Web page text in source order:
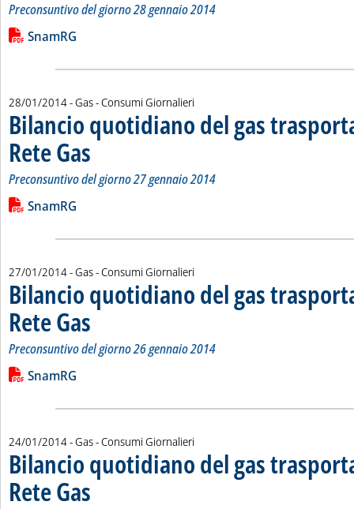
Preconsuntivo del giorno 28 gennaio 2014
Leggi tutta la notizia: 'Bilancio quotidiano del gas
Lista allegati PDF alla notizia
SnamRG
28/01/2014- Gas - Consumi Giornalieri
Bilancio quotidiano del gas
Rete Gas . Sottotitolo: Preconsuntivo del giorno 27 gennaio 2014
. Pubblicata martedì 28 gennaio 2014 alle 14.16.
Preconsuntivo del giorno 27 gennaio 2014
Leggi tutta la notizia: 'Bilancio quotidiano del gas
Lista allegati PDF alla notizia
SnamRG
27/01/2014- Gas - Consumi Giornalieri
Bilancio quotidiano del gas
Rete Gas . Sottotitolo: Preconsuntivo del giorno 26 gennaio 2014
. Pubblicata lunedì 27 gennaio 2014 alle 14.18.
Preconsuntivo del giorno 26 gennaio 2014
Leggi tutta la notizia: 'Bilancio quotidiano del gas
Lista allegati PDF alla notizia
SnamRG
24/01/2014- Gas - Consumi Giornalieri
Bilancio quotidiano del gas
Rete Gas . Sottotitolo: Preconsuntivo del giorno 23 gennaio 2014
. Pubblicata venerdì 24 gennaio 2014 alle 15.7.